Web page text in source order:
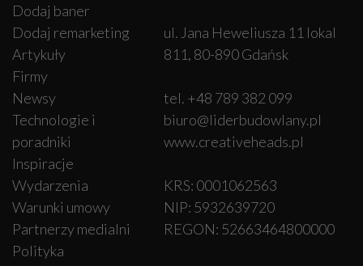
Dodaj baner
Dodaj remarketing
Artykuły
Firmy
Newsy
Technologie i
poradniki
Inspiracje
Wydarzenia
Warunki umowy
Partnerzy medialni
Polityka
ul. Jana Heweliusza 11 lokal
811, 80-890 Gdańsk
tel. +48 789 382 099
biuro@liderbudowlany.pl
www.creativeheads.pl
KRS: 0001062563
NIP: 5932639720
REGON: 52663464800000